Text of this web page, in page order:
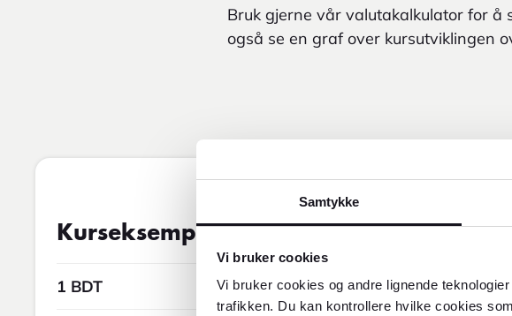
Samtykke
Vi bruker cookies
Vi bruker cookies og andre lignende
trafikken. Du kan kontrollere hvilke cookies
Bruk gjerne vår valutakalkulator for å
også se en graf over kursutviklingen
KurseksempelVekslingskurs08AUG2026 05:02
1 BDT 0,09 NOK1 NOK